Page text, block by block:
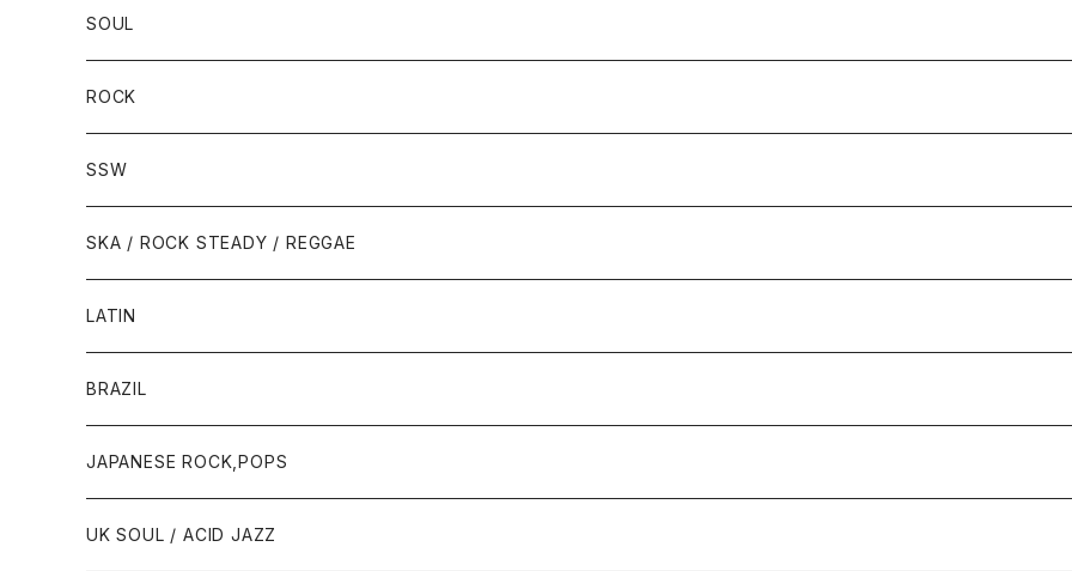
SOUL
ROCK
SSW
SKA / ROCK STEADY / REGGAE
LATIN
BRAZIL
JAPANESE ROCK,POPS
UK SOUL / ACID JAZZ